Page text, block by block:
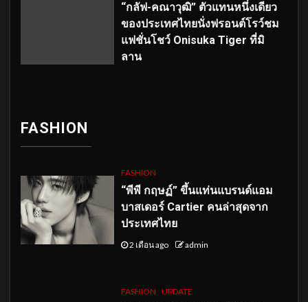
“กลัฟ-คณาวุฒิ” ตัวแทนหนึ่งเดียว
ของประเทศไทยนั่งฟรอนต์โรว์ชม
แฟชั่นโชว์ Onisuka Tiger ที่มิ
ลาน
FASHION
FASHION
“พีพี กฤษฏ์” ขึ้นแท่นแบรนด์แอม
บาสเดอร์ Cartier คนล่าสุดจาก
ประเทศไทย
2 เดือน ago admin
FASHION UPDATE